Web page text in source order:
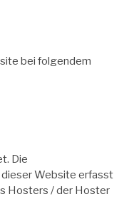
bei folgendem
Die
Website erfasst
Hosters / der Hoster